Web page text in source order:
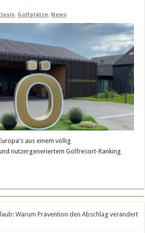
, Golfplätze, News
aus einem völlig
nutzergeneriertem Golfresort-Ranking
Warum Prävention den Abschlag verändert